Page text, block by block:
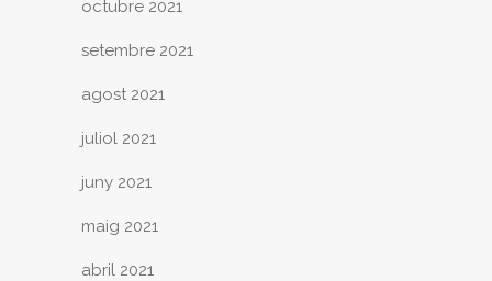
octubre 2021
setembre 2021
agost 2021
juliol 2021
juny 2021
maig 2021
abril 2021